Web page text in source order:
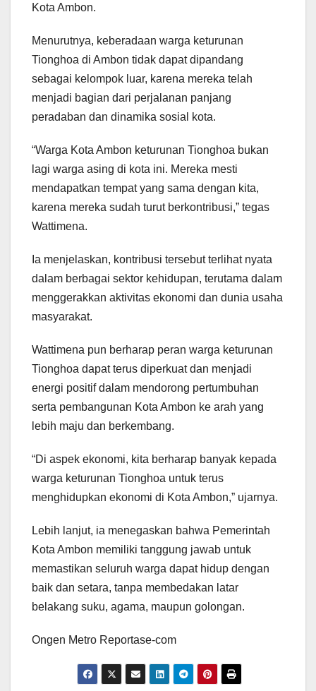
Kota Ambon.
Menurutnya, keberadaan warga keturunan
Tionghoa di Ambon tidak dapat dipandang
sebagai kelompok luar, karena mereka telah
menjadi bagian dari perjalanan panjang
peradaban dan dinamika sosial kota.
“Warga Kota Ambon keturunan Tionghoa bukan
lagi warga asing di kota ini. Mereka mesti
mendapatkan tempat yang sama dengan kita,
karena mereka sudah turut berkontribusi,” tegas
Wattimena.
Ia menjelaskan, kontribusi tersebut terlihat nyata
dalam berbagai sektor kehidupan, terutama dalam
menggerakkan aktivitas ekonomi dan dunia usaha
masyarakat.
Wattimena pun berharap peran warga keturunan
Tionghoa dapat terus diperkuat dan menjadi
energi positif dalam mendorong pertumbuhan
serta pembangunan Kota Ambon ke arah yang
lebih maju dan berkembang.
“Di aspek ekonomi, kita berharap banyak kepada
warga keturunan Tionghoa untuk terus
menghidupkan ekonomi di Kota Ambon,” ujarnya.
Lebih lanjut, ia menegaskan bahwa Pemerintah
Kota Ambon memiliki tanggung jawab untuk
memastikan seluruh warga dapat hidup dengan
baik dan setara, tanpa membedakan latar
belakang suku, agama, maupun golongan.
Ongen Metro Reportase-com